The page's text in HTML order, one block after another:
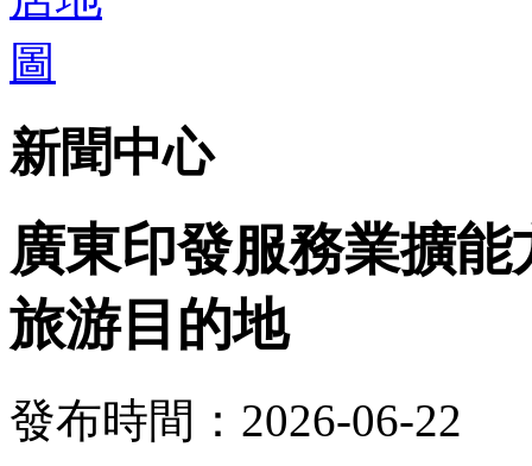
新聞中心
廣東印發服務業擴
旅游目的地
發布時間：2026-06-22